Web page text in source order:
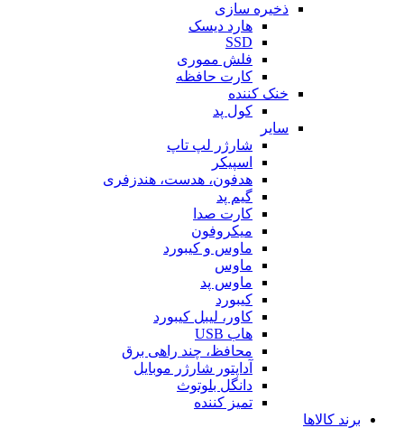
ذخیره سازی
هارد دیسک
SSD
فلش مموری
کارت حافظه
خنک کننده
کول پد
سایر
شارژر لپ تاپ
اسپیکر
هدفون، هدست، هندزفری
گیم پد
کارت صدا
میکروفون
ماوس و کیبورد
ماوس
ماوس پد
کیبورد
کاور، لیبل کیبورد
هاب USB
محافظ، چند راهی برق
آداپتور شارژر موبایل
دانگل بلوتوث
تمیز کننده
برند کالاها